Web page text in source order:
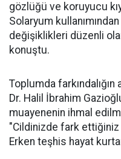
gözlüğü ve koruyucu
Solaryum
değişiklikleri düzenli
konuştu.
Toplumda farkındalığın
Dr. Halil İbrahim
muayenenin ihmal
"Cildinizde fark
Erken teşhis hayat